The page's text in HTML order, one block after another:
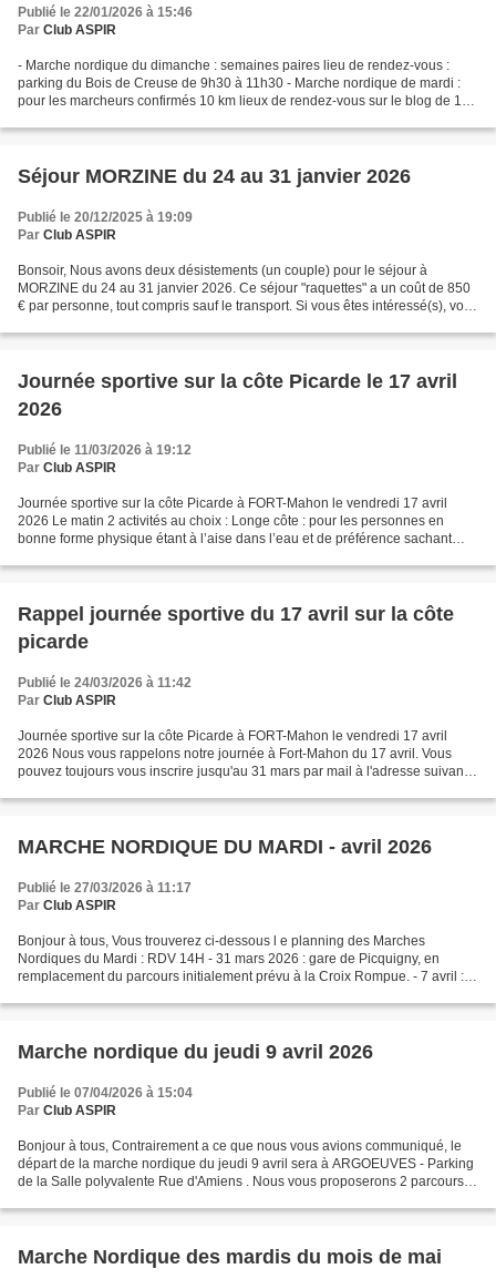
Publié le 22/01/2026 à 15:46
Par Club ASPIR
- Marche nordique du dimanche : semaines paires lieu de rendez-vous :
parking du Bois de Creuse de 9h30 à 11h30 - Marche nordique de mardi :
pour les marcheurs confirmés 10 km lieux de rendez-vous sur le blog de 14h
Séjour MORZINE du 24 au 31 janvier 2026
Publié le 20/12/2025 à 19:09
Par Club ASPIR
Bonsoir, Nous avons deux désistements (un couple) pour le séjour à
MORZINE du 24 au 31 janvier 2026. Ce séjour "raquettes" a un coût de 850
€ par personne, tout compris sauf le transport. Si vous êtes intéressé(s), vous
Journée sportive sur la côte Picarde le 17 avril
2026
Publié le 11/03/2026 à 19:12
Par Club ASPIR
Journée sportive sur la côte Picarde à FORT-Mahon le vendredi 17 avril
2026 Le matin 2 activités au choix : Longe côte : pour les personnes en
bonne forme physique étant à l’aise dans l’eau et de préférence sachant
Rappel journée sportive du 17 avril sur la côte
picarde
Publié le 24/03/2026 à 11:42
Par Club ASPIR
Journée sportive sur la côte Picarde à FORT-Mahon le vendredi 17 avril
2026 Nous vous rappelons notre journée à Fort-Mahon du 17 avril. Vous
pouvez toujours vous inscrire jusqu'au 31 mars par mail à l'adresse suivante
MARCHE NORDIQUE DU MARDI - avril 2026
Publié le 27/03/2026 à 11:17
Par Club ASPIR
Bonjour à tous, Vous trouverez ci-dessous l e planning des Marches
Nordiques du Mardi : RDV 14H - 31 mars 2026 : gare de Picquigny, en
remplacement du parcours initialement prévu à la Croix Rompue. - 7 avril :
Marche nordique du jeudi 9 avril 2026
Publié le 07/04/2026 à 15:04
Par Club ASPIR
Bonjour à tous, Contrairement a ce que nous vous avions communiqué, le
départ de la marche nordique du jeudi 9 avril sera à ARGOEUVES - Parking
de la Salle polyvalente Rue d'Amiens . Nous vous proposerons 2 parcours,
Marche Nordique des mardis du mois de mai